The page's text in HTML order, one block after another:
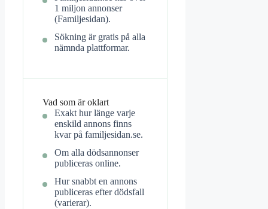
1 miljon annonser
(Familjesidan).
Sökning är gratis på alla
nämnda plattformar.
Vad som är oklart
Exakt hur länge varje
enskild annons finns
kvar på familjesidan.se.
Om alla dödsannonser
publiceras online.
Hur snabbt en annons
publiceras efter dödsfall
(varierar).